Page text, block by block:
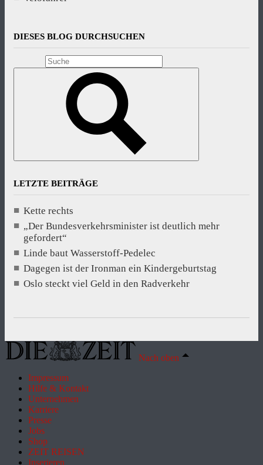
DIESES BLOG DURCHSUCHEN
LETZTE BEITRÄGE
Kette rechts
„Der Bundesverkehrsminister ist deutlich mehr
gefordert“
Linde baut Wasserstoff-Pedelec
Dagegen ist der Ironman ein Kindergeburtstag
Oslo steckt viel Geld in den Radverkehr
Nach oben
Impressum
Hilfe & Kontakt
Unternehmen
Karriere
Presse
Jobs
Shop
ZEIT REISEN
Inserieren